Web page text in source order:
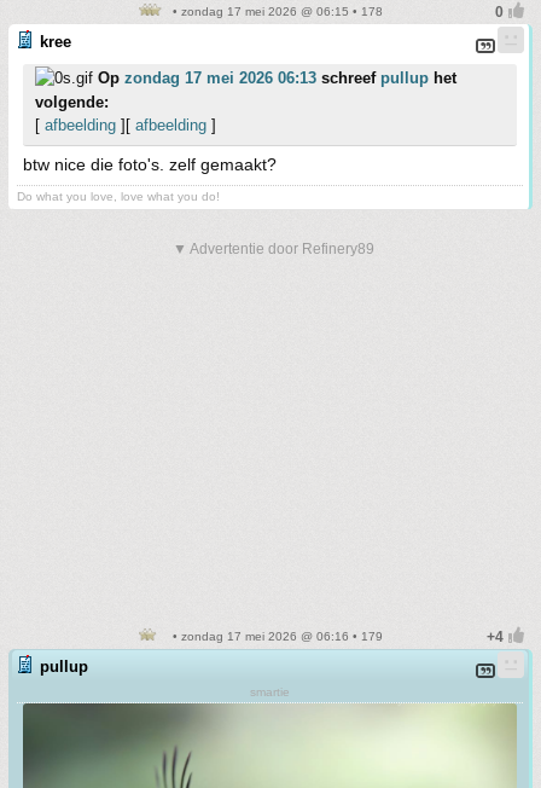
• zondag 17 mei 2026 @ 06:15 • 178
kree
Op zondag 17 mei 2026 06:13 schreef pullup het
volgende:
[ afbeelding ][ afbeelding ]
btw nice die foto's. zelf gemaakt?
Do what you love, love what you do!
▼ Advertentie door Refinery89
• zondag 17 mei 2026 @ 06:16 • 179
pullup
smartie